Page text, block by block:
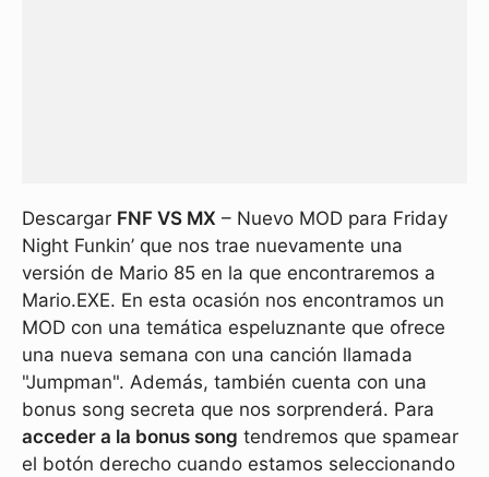
Descargar FNF VS MX – Nuevo MOD para Friday
Night Funkin’ que nos trae nuevamente una
versión de Mario 85 en la que encontraremos a
Mario.EXE. En esta ocasión nos encontramos un
MOD con una temática espeluznante que ofrece
una nueva semana con una canción llamada
"Jumpman". Además, también cuenta con una
bonus song secreta que nos sorprenderá. Para
acceder a la bonus song tendremos que spamear
el botón derecho cuando estamos seleccionando